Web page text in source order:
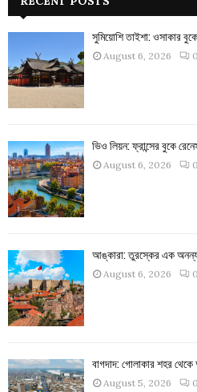
সুমিয়োশি তাইশা: ওসাকার
August 6, 2026 0
ভিও লিয়ন: ফ্রান্সের বুকে
August 6, 2026 0
আঙ্কারা: তুরস্কের এক অনন্য
August 6, 2026 0
বাগদাদ: গোলাকার শহর
August 5, 2026 0